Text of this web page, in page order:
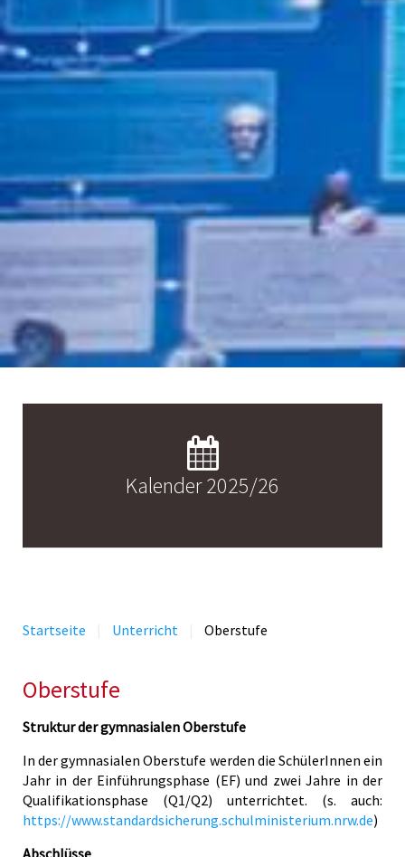
Kalender 2025/26
Startseite Unterricht Oberstufe
Oberstufe
Struktur der gymnasialen Oberstufe
In der gymnasialen Oberstufe werden die SchülerInnen ein
Jahr in der Einführungsphase (EF) und zwei Jahre in der
Qualifikationsphase (Q1/Q2) unterrichtet. (s. auch:
https://www.standardsicherung.schulministerium.nrw.de)
Abschlüsse